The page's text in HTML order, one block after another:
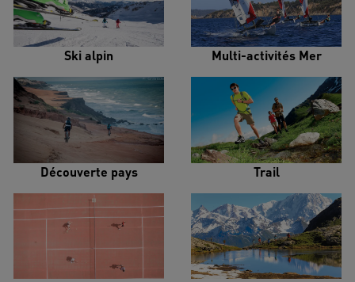
Ski alpin Multi-activités Mer
Découverte pays Trail